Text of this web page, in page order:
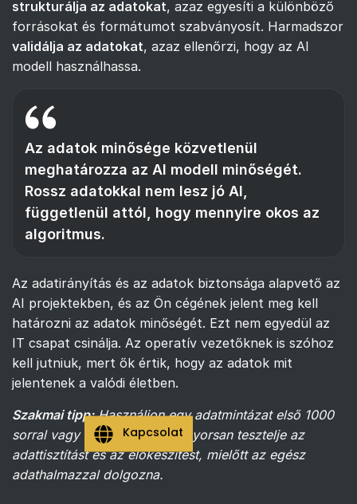
strukturálja az adatokat, azaz egyesíti a különböző
forrásokat és formátumot szabványosít. Harmadszor
validálja az adatokat, azaz ellenőrzi, hogy az AI
modell használhassa.
Az adatok minősége közvetlenül
meghatározza az AI modell minőségét.
Rossz adatokkal nem lesz jó AI,
függetlenül attól, hogy mennyire okos az
algoritmus.
Az adatirányítás és az adatok biztonsága alapvető az
AI projektekben, és az Ön cégének jelent meg kell
határozni az adatok minőségét. Ezt nem egyedül az
IT csapat csinálja. Az operatív vezetőknek is szóhoz
kell jutniuk, mert ők értik, hogy az adatok mit
jelentenek a valódi életben.
Szakmai tipp: Használjon egy adatmintázat első 1000
sorral vagy rekorddal, hogy gyorsan tesztelje az
adattisztítást és az előkészítést, mielőtt az egész
adathalmazzal dolgozna.
Kapcsolat